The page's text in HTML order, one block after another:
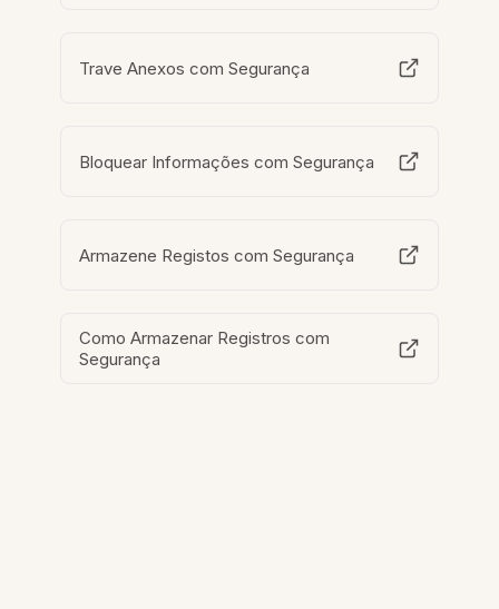
Trave Anexos com Segurança
Bloquear Informações com Segurança
Armazene Registos com Segurança
Como Armazenar Registros com
Segurança